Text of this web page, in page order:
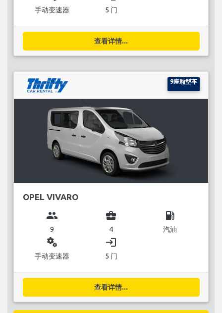
手动变速器 5 门
查看详情...
9座厢型车
OPEL VIVARO
group
9
business_center
4
local_gas_station
汽油
miscellaneous_services
手动变速器
login
5 门
查看详情...